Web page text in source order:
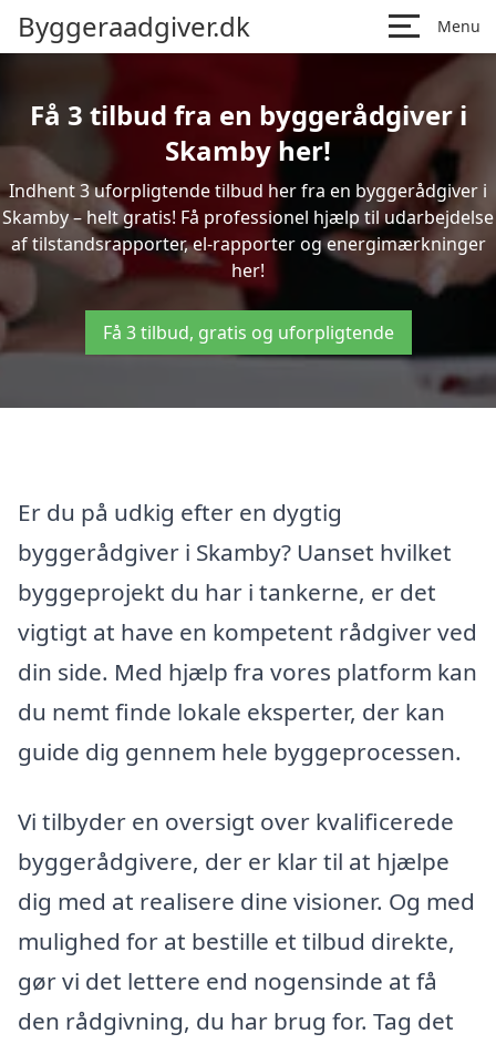
Byggeraadgiver.dk Menu
Få 3 tilbud fra en byggerådgiver i
Skamby her!
Indhent 3 uforpligtende tilbud her fra en byggerådgiver i
Skamby – helt gratis! Få professionel hjælp til udarbejdelse
af tilstandsrapporter, el-rapporter og energimærkninger
her!
Få 3 tilbud, gratis og uforpligtende
Er du på udkig efter en dygtig
byggerådgiver i Skamby? Uanset hvilket
byggeprojekt du har i tankerne, er det
vigtigt at have en kompetent rådgiver ved
din side. Med hjælp fra vores platform kan
du nemt finde lokale eksperter, der kan
guide dig gennem hele byggeprocessen.
Vi tilbyder en oversigt over kvalificerede
byggerådgivere, der er klar til at hjælpe
dig med at realisere dine visioner. Og med
mulighed for at bestille et tilbud direkte,
gør vi det lettere end nogensinde at få
den rådgivning, du har brug for. Tag det